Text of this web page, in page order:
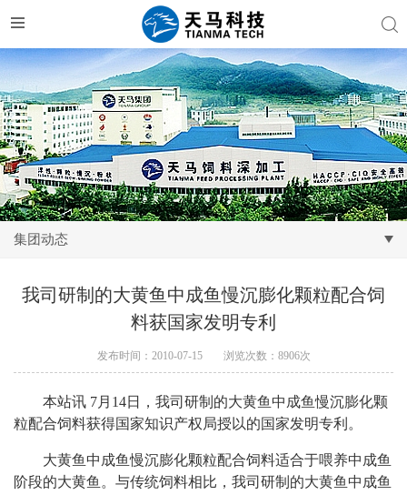
集团动态
我司研制的大黄鱼中成鱼慢沉膨化颗粒配合饲
料获国家发明专利
发布时间：2010-07-15 浏览次数：8906次
本站讯 7月 14日，我司研制的大黄鱼中成鱼慢沉膨化颗
粒配合饲料获得国家知识产权局授以的国家发明专利。
大黄鱼中成鱼慢沉膨化颗粒配合饲料适合于喂养中成鱼
阶段的大黄鱼。与传统饲料相比，我司研制的大黄鱼中成鱼